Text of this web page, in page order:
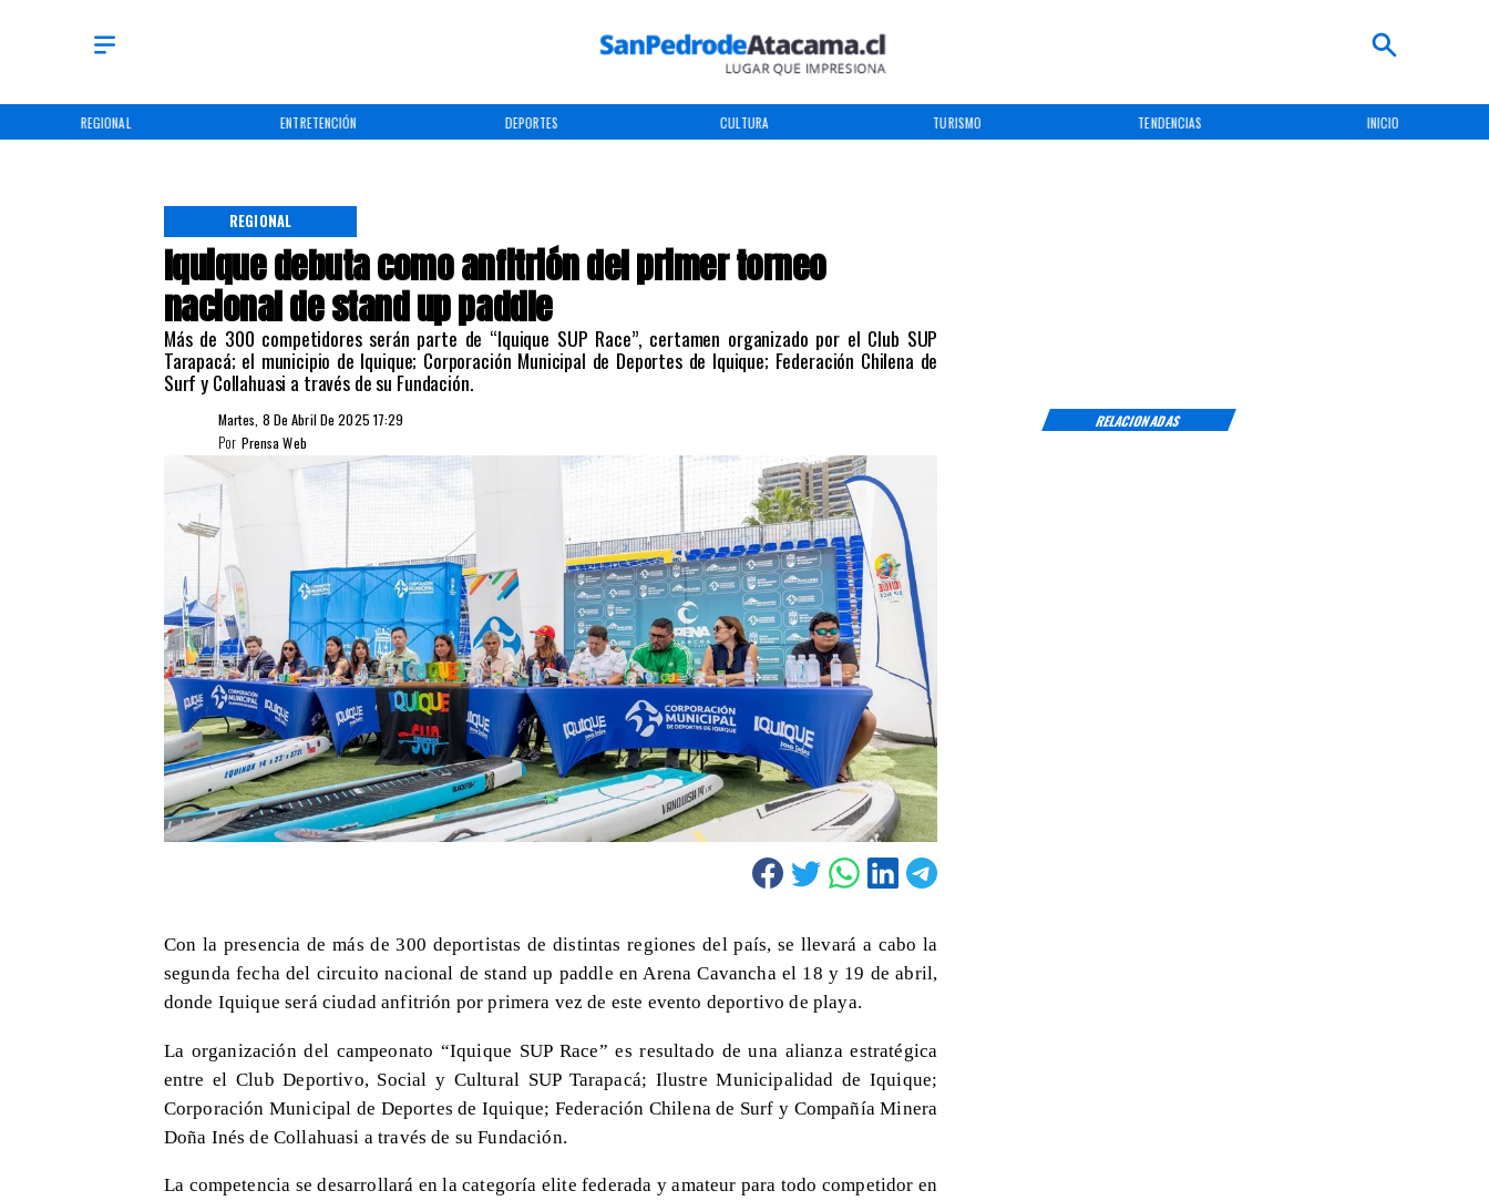
REGIONAL ENTRETENCIÓN DEPORTES CULTURA TURISMO TENDENCIAS INICIO
Iquique debuta como anfitrión del primer torneo
nacional de stand up paddle
Más de 300 competidores serán parte de “Iquique SUP Race”, certamen organizado por el Club SUP
Tarapacá; el municipio de Iquique; Corporación Municipal de Deportes de Iquique; Federación Chilena de
Surf y Collahuasi a través de su Fundación. ​
REGIONAL
RELACIONADAS
Martes, 8 De Abril De 2025 17:29
Prensa Web
Por
Con la presencia de más de 300 deportistas de distintas regiones del país, se llevará a cabo la
segunda fecha del circuito nacional de stand up paddle en Arena Cavancha el 18 y 19 de abril,
donde Iquique será ciudad anfitrión por primera vez de este evento deportivo de playa.
La organización del campeonato “Iquique SUP Race” es resultado de una alianza estratégica
entre el Club Deportivo, Social y Cultural SUP Tarapacá; Ilustre Municipalidad de Iquique;
Corporación Municipal de Deportes de Iquique; Federación Chilena de Surf y Compañía Minera
Doña Inés de Collahuasi a través de su Fundación.
La competencia se desarrollará en la categoría elite federada y amateur para todo competidor en